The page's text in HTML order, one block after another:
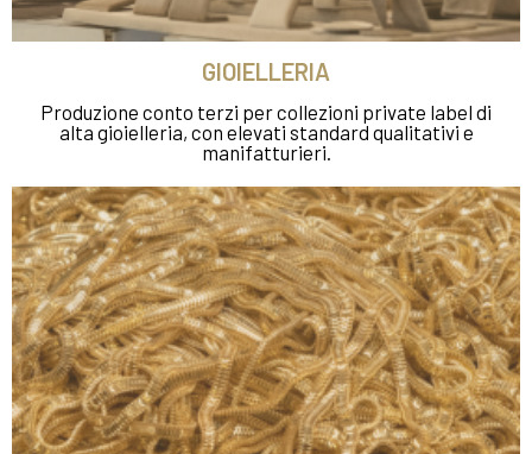
GIOIELLERIA
Produzione conto terzi per collezioni private label di
alta gioielleria, con elevati standard qualitativi e
manifatturieri.